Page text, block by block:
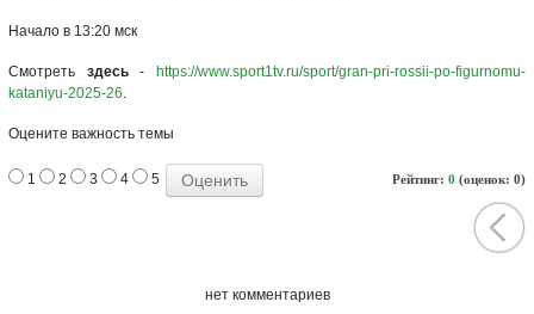
Начало в 13:20 мск
Смотреть здесь-
https://www.sport1tv.ru/sport/gran-pri-rossii-po-figurnomu-
kataniyu-2025-26.
Оцените важность темы
Рейтинг: 0 (оценок: 0)
1 2 3 4 5
нет комментариев